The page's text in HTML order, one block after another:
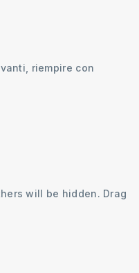
riempire con
will be hidden. Drag